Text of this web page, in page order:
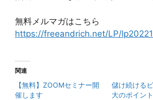
無料メルマガはこちら
https://freeandrich.net/LP/
関連
【無料】ZOOMセミナー開
催します
儲け続ける
大のポイント